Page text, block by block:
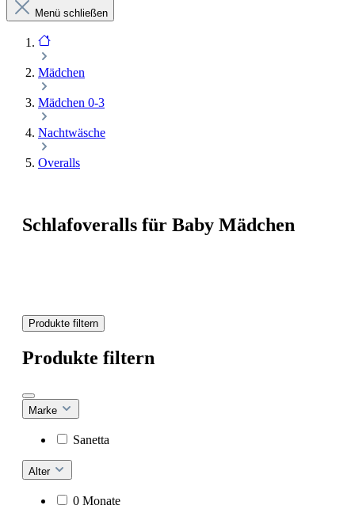
Menü schließen
Mädchen
Mädchen 0-3
Nachtwäsche
Overalls
Schlafoveralls für Baby Mädchen
Produkte filtern
Produkte filtern
Marke
Sanetta
Alter
0 Monate